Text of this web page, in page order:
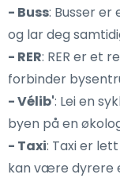
- Buss: Busser
og lar deg
- RER: RER er et
forbinder
- Vélib': Lei en
byen på en
- Taxi: Taxi er
kan være dyrere